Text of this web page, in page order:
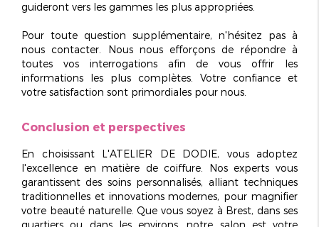
guideront vers les gammes les plus appropriées.
Pour toute question supplémentaire, n'hésitez pas à
nous contacter. Nous nous efforçons de répondre à
toutes vos interrogations afin de vous offrir les
informations les plus complètes. Votre confiance et
votre satisfaction sont primordiales pour nous.
Conclusion et perspectives
En choisissant L'ATELIER DE DODIE, vous adoptez
l'excellence en matière de coiffure. Nos experts vous
garantissent des soins personnalisés, alliant techniques
traditionnelles et innovations modernes, pour magnifier
votre beauté naturelle. Que vous soyez à Brest, dans ses
quartiers ou dans les environs, notre salon est votre